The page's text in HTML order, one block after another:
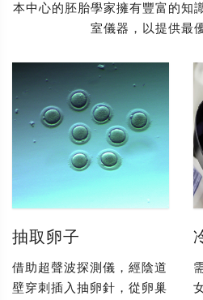
本中心的胚胎學家擁有豐富的知
室儀器，以提供最
抽取卵子
借助超聲波探測儀，經陰道
壁穿刺插入抽卵針，從卵巢